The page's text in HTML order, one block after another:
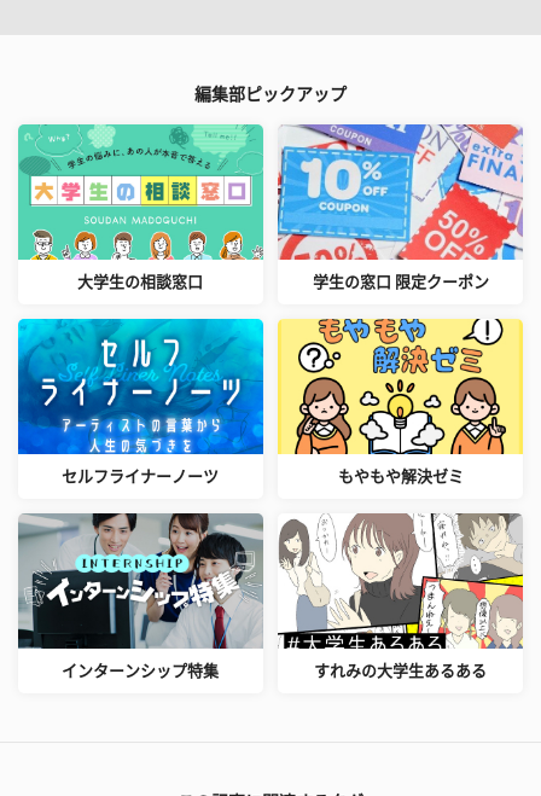
編集部ピックアップ
大学生の相談窓口 学生の窓口 限定クーポン
セルフライナーノーツ もやもや解決ゼミ
インターンシップ特集 すれみの大学生あるある